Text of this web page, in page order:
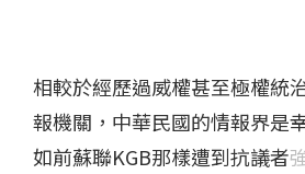
相較於經歷過威權甚至極權統
報機關，中華民國的情報界是
如前蘇聯KGB那樣遭到抗議者